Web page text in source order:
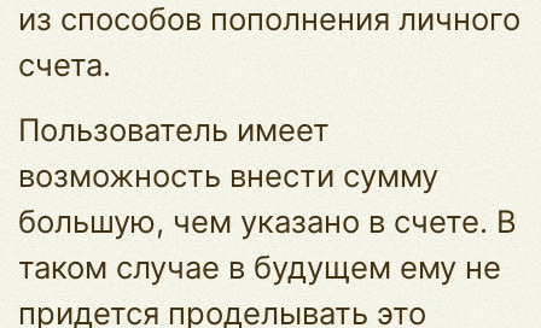
из способов пополнения личного
счета.
Пользователь имеет
возможность внести сумму
большую, чем указано в счете. В
таком случае в будущем ему не
придется проделывать это